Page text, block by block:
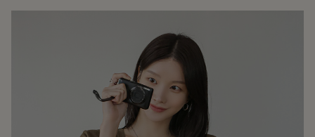
DOUBLE THE JOY
함께할 때 더욱 완벽한, 합리적인 선택으로